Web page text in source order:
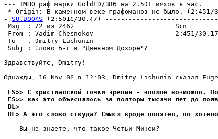
--- IMHOгpаф марки GoldED/386 на 2.50+ имхов в час.
* Origin: В каменном веке графоманов не было. (2:451/
- SU.BOOKS (2:5010/30.47)
Msg  : 72 из 2462
From : Vadim Chesnokov                     2:451/
To   : Dmitry Lashunin
Subj : Слово Б-г в
Здравствуйте, Dmitry!
Однажды, 16 Nov 00 в 12:03, Dmitry Lashunin сказал
ES>> С христианской точки зpения - вполне возможно.
ES>> как это объяснялось за полторы тысячи лет до
DL>
DL> А это слово откуда? Смысл вроде понятен, но
    Вы не знаете, что такое Четьи Минеи?